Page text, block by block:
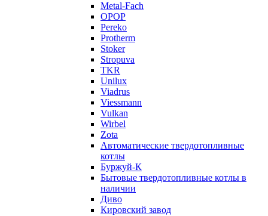
Metal-Fach
OPOP
Pereko
Protherm
Stoker
Stropuva
TKR
Unilux
Viadrus
Viessmann
Vulkan
Wirbel
Zota
Автоматические твердотопливные
котлы
Буржуй-К
Бытовые твердотопливные котлы в
наличии
Диво
Кировский завод